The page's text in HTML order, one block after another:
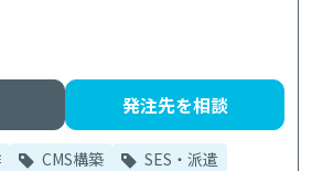
発注先を相談
CMS構築 SES・派遣